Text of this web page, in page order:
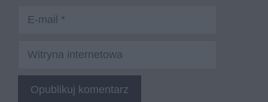
Witryna
internetowa